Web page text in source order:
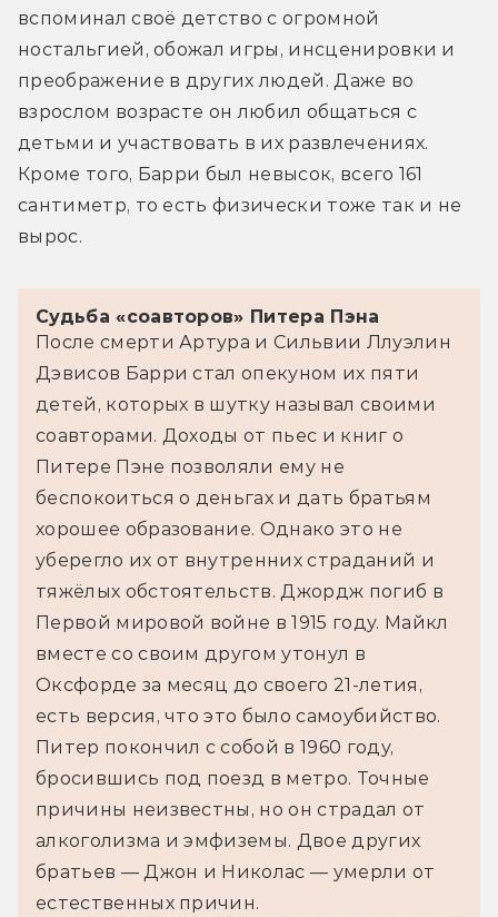
вспоминал своё детство с огромной
ностальгией, обожал игры, инсценировки и
преображение в других людей. Даже во
взрослом возрасте он любил общаться с
детьми и участвовать в их развлечениях.
Кроме того, Барри был невысок, всего 161
сантиметр, то есть физически тоже так и не
вырос.
Судьба «соавторов» Питера Пэна
После смерти Артура и Сильвии Ллуэлин
Дэвисов Барри стал опекуном их пяти
детей, которых в шутку называл своими
соавторами. Доходы от пьес и книг о
Питере Пэне позволяли ему не
беспокоиться о деньгах и дать братьям
хорошее образование. Однако это не
уберегло их от внутренних страданий и
тяжёлых обстоятельств. Джордж погиб в
Первой мировой войне в 1915 году. Майкл
вместе со своим другом утонул в
Оксфорде за месяц до своего 21-летия,
есть версия, что это было самоубийство.
Питер покончил с собой в 1960 году,
бросившись под поезд в метро. Точные
причины неизвестны, но он страдал от
алкоголизма и эмфиземы. Двое других
братьев — Джон и Николас — умерли от
естественных причин.